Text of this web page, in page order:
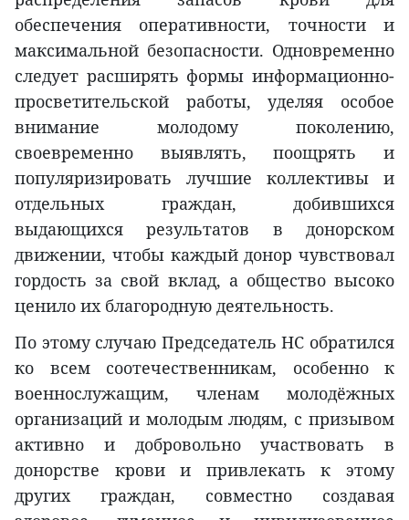
обеспечения оперативности, точности и
максимальной безопасности. Одновременно
следует расширять формы информационно-
просветительской работы, уделяя особое
внимание молодому поколению,
своевременно выявлять, поощрять и
популяризировать лучшие коллективы и
отдельных граждан, добившихся
выдающихся результатов в донорском
движении, чтобы каждый донор чувствовал
гордость за свой вклад, а общество высоко
ценило их благородную деятельность.
По этому случаю Председатель НС обратился
ко всем соотечественникам, особенно к
военнослужащим, членам молодёжных
организаций и молодым людям, с призывом
активно и добровольно участвовать в
донорстве крови и привлекать к этому
других граждан, совместно создавая